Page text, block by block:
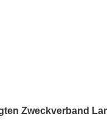
Zweckverband